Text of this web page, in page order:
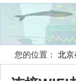
您的位置： 北京